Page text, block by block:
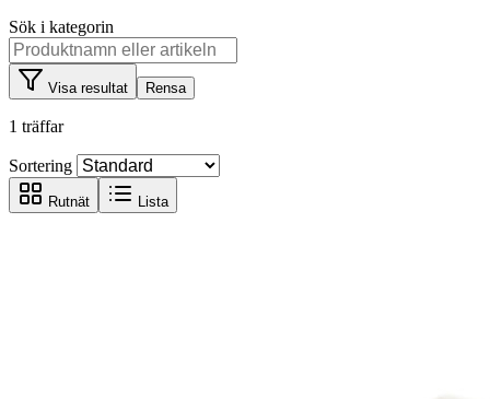
Sök i kategorin
Visa resultat Rensa
1 träffar
Sortering
Rutnät Lista